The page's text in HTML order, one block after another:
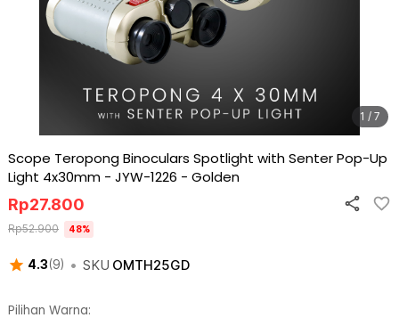
1 / 7
Scope Teropong Binoculars Spotlight with Senter Pop-Up
Light 4x30mm - JYW-1226 - Golden
4.3(9) • SKU OMTH25GD
Rp27.800
Rp52.900 48%
Pilihan Warna: